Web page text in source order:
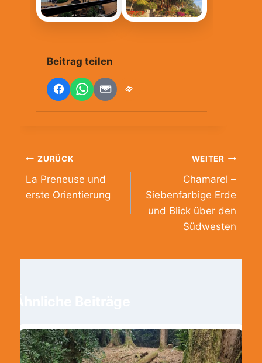
Beitrag teilen
Beitragsnavigation
ZURÜCK
La Preneuse und
erste Orientierung
WEITER
Chamarel –
Siebenfarbige Erde
und Blick über den
Südwesten